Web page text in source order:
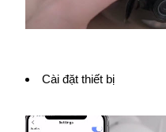
Cài đặt thiết bị